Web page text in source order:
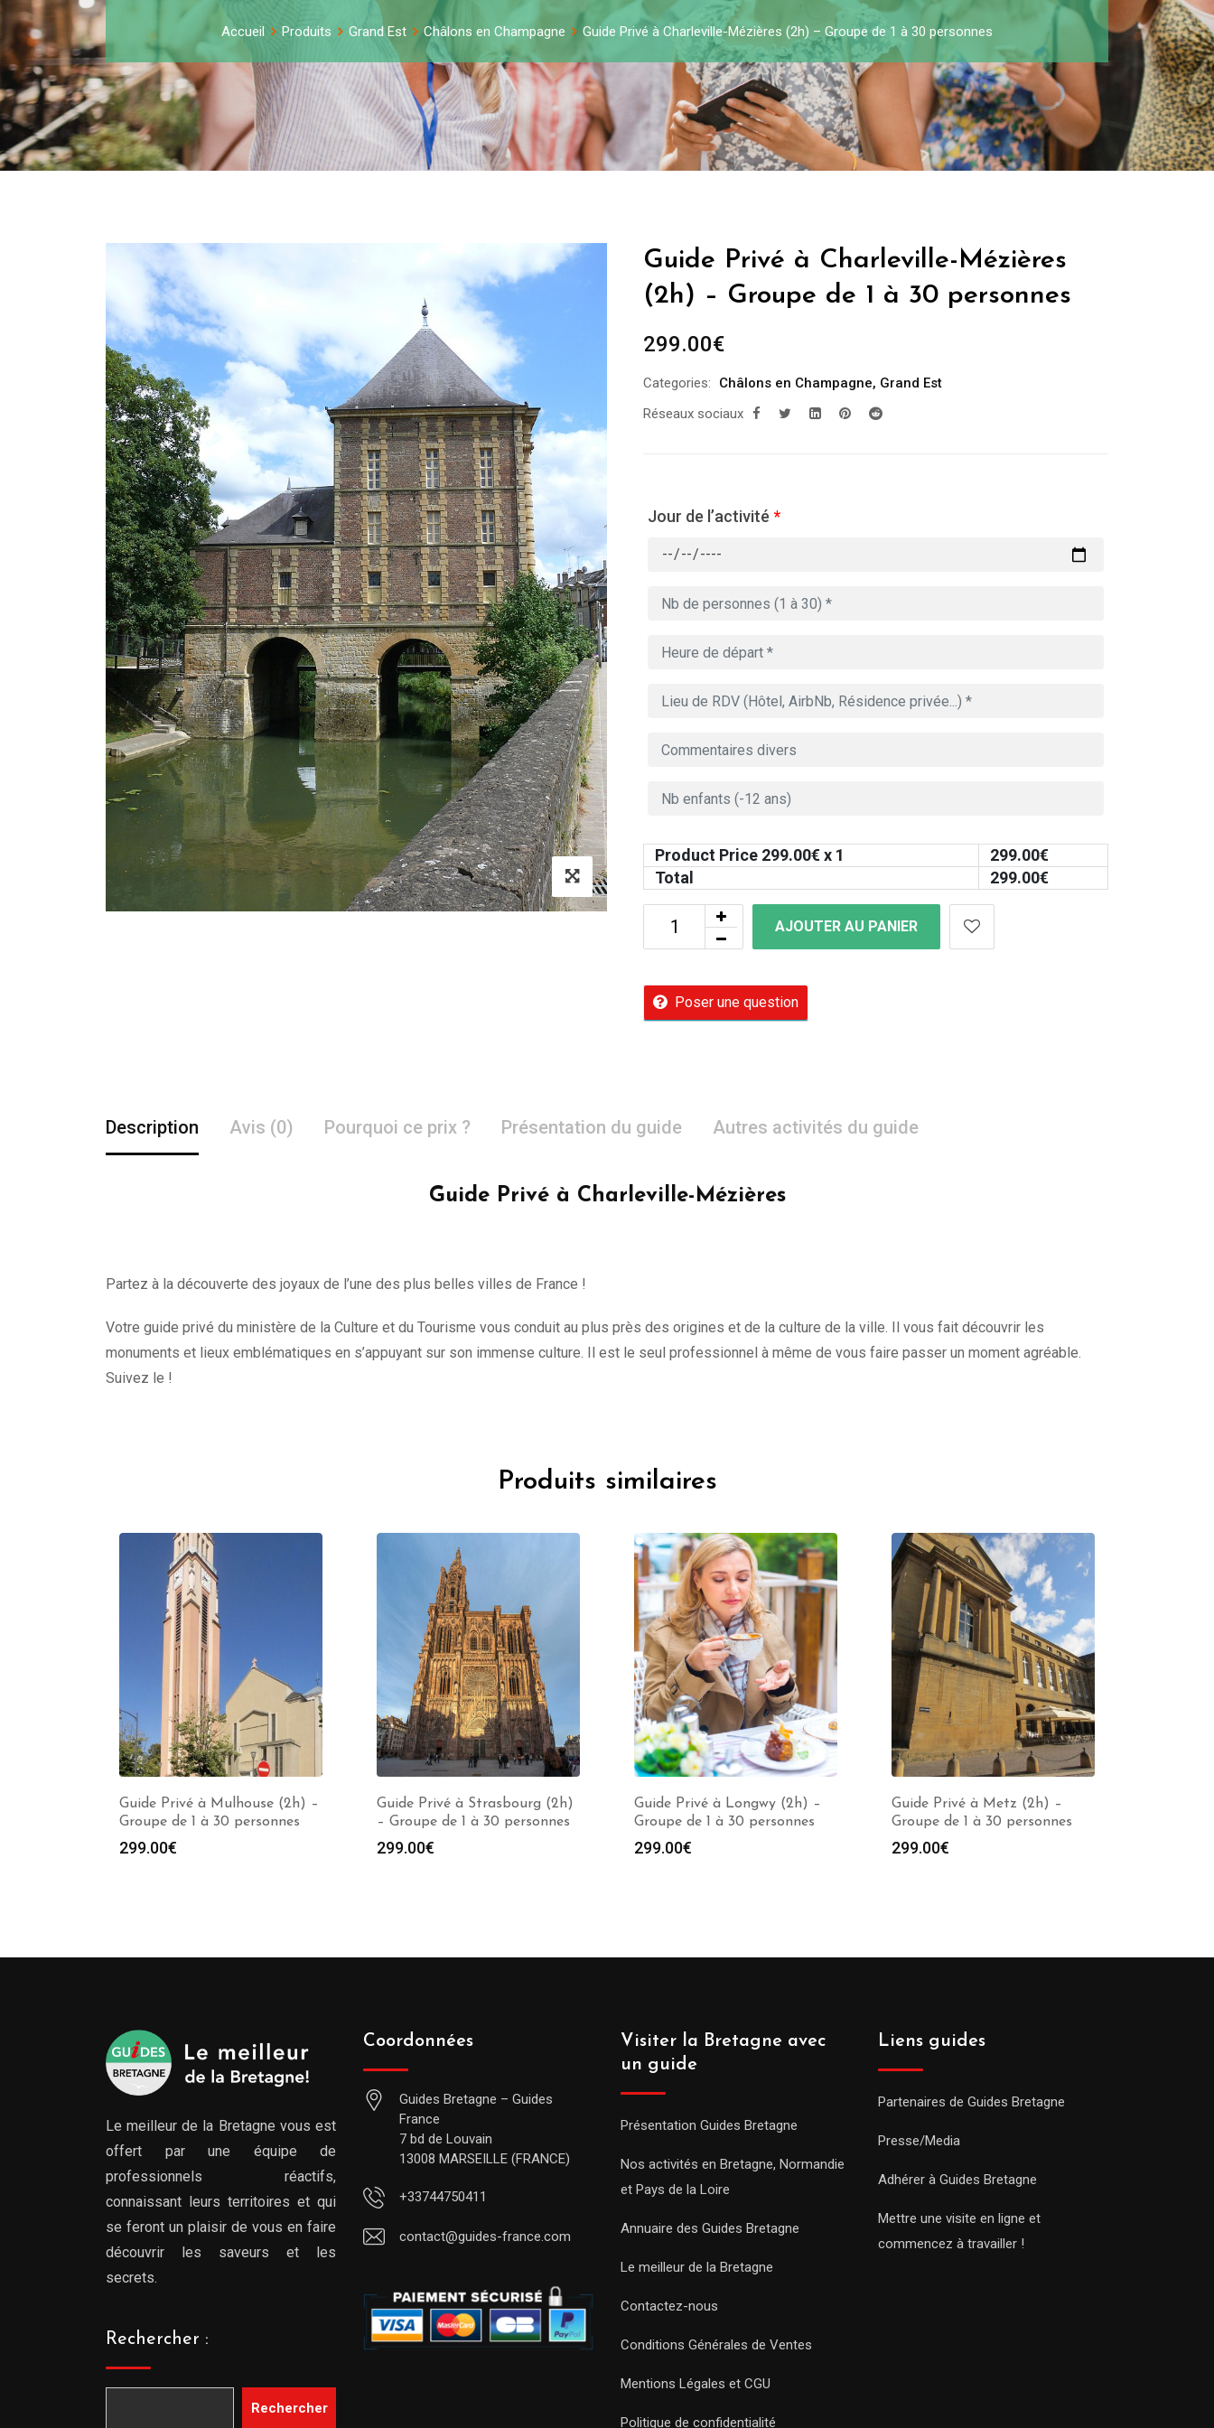
Accueil Produits Grand Est Châlons en Champagne Guide Privé à Charleville-Mézières (2h) – Groupe de 1 à 30 personnes
Guide Privé à Charleville-Mézières
(2h) – Groupe de 1 à 30 personnes
299.00€
Categories: Châlons en Champagne, Grand Est
Réseaux sociaux
Jour de l’activité *
Product Price 299.00€ x 1 299.00€
Total
299.00€
AJOUTER AU PANIER
Poser une question
Description Avis (0) Pourquoi ce prix ? Présentation du guide Autres activités du guide
Guide Privé à Charleville-Mézières
Partez à la découverte des joyaux de l’une des plus belles villes de France !
Votre guide privé du ministère de la Culture et du Tourisme vous conduit au plus près des origines et de la culture de la ville. Il vous fait découvrir les
monuments et lieux emblématiques en s’appuyant sur son immense culture. Il est le seul professionnel à même de vous faire passer un moment agréable.
Suivez le !
Produits similaires
Guide Privé à Mulhouse (2h) –
Groupe de 1 à 30 personnes
299.00€
Guide Privé à Strasbourg (2h)
– Groupe de 1 à 30 personnes
299.00€
Guide Privé à Longwy (2h) –
Groupe de 1 à 30 personnes
299.00€
Guide Privé à Metz (2h) –
Groupe de 1 à 30 personnes
299.00€
Le meilleur de la Bretagne vous est
offert par une équipe de
professionnels réactifs,
connaissant leurs territoires et qui
se feront un plaisir de vous en faire
découvrir les saveurs et les
secrets.
Rechercher :
Rechercher
Coordonnées
Guides Bretagne – Guides
France
7 bd de Louvain
13008 MARSEILLE (FRANCE)
+33744750411
contact@guides-france.com
Visiter la Bretagne avec
un guide
Présentation Guides Bretagne
Nos activités en Bretagne, Normandie
et Pays de la Loire
Annuaire des Guides Bretagne
Le meilleur de la Bretagne
Contactez-nous
Conditions Générales de Ventes
Mentions Légales et CGU
Politique de confidentialité
Liens guides
Partenaires de Guides Bretagne
Presse/Media
Adhérer à Guides Bretagne
Mettre une visite en ligne et
commencez à travailler !